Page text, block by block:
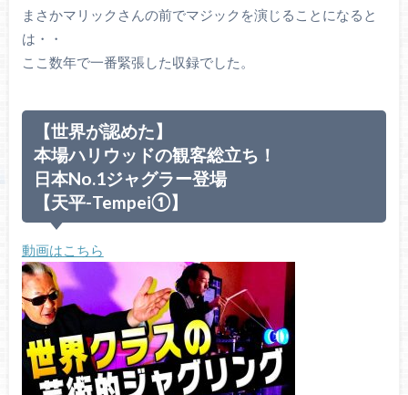
まさかマリックさんの前でマジックを演じることになると
は・・
ここ数年で一番緊張した収録でした。
【世界が認めた】
本場ハリウッドの観客総立ち！
日本No.1ジャグラー登場
【天平-Tempei①】
動画はこちら